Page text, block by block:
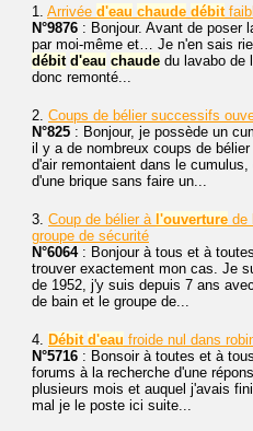
1. Arrivée d'eau chaude débit
N°9876 : Bonjour. Avant de poser
par moi-même et… Je n'en sais
débit d'eau chaude du lavabo de
donc remonté...
2. Coups de bélier successifs
N°825 : Bonjour, je possède un
il y a de nombreux coups de
d'air remontaient dans le
d'une brique sans faire un...
3. Coup de bélier à l'ouverture de
groupe de sécurité
N°6064: Bonjour à tous et à
trouver exactement mon cas. Je
de 1952, j'y suis depuis 7 ans
de bain et le groupe de...
4. Débit d'eau froide nul dans
N°5716 : Bonsoir à toutes et à
forums à la recherche d'une
plusieurs mois et auquel j'avais
mal je le poste ici suite...